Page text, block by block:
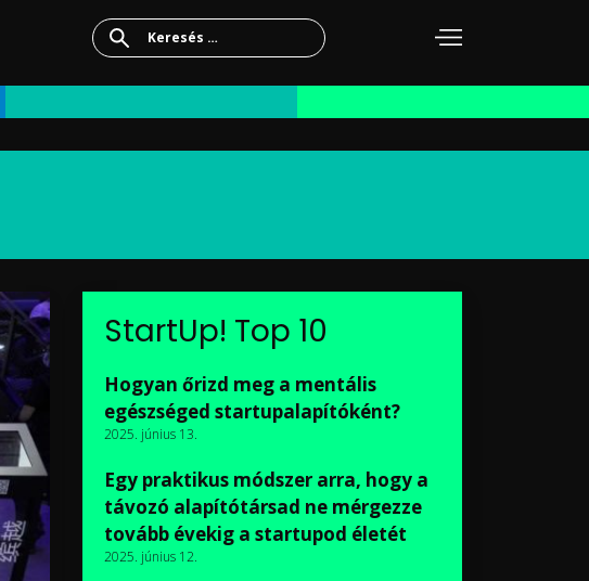
Keresés:
StartUp! Top 10
Hogyan őrizd meg a mentális
egészséged startupalapítóként?
2025. június 13.
Egy praktikus módszer arra, hogy a
távozó alapítótársad ne mérgezze
tovább évekig a startupod életét
2025. június 12.